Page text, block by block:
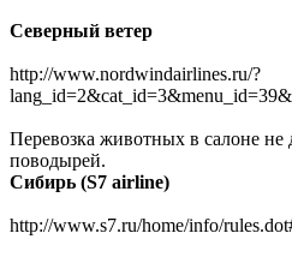
Северный ветер
http://www.nordwindairlines.ru/?
Перевозка животных в салоне не
поводырей.
Сибирь (S7 airline)
http://www.s7.ru/home/info/